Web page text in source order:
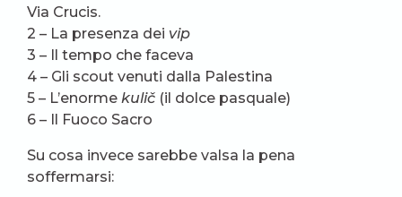
Via Crucis.
2 – La presenza dei vip
3 – Il tempo che faceva
4 – Gli scout venuti dalla Palestina
5 – L’enorme kulič (il dolce pasquale)
6 – Il Fuoco Sacro
Su cosa invece sarebbe valsa la pena
soffermarsi: